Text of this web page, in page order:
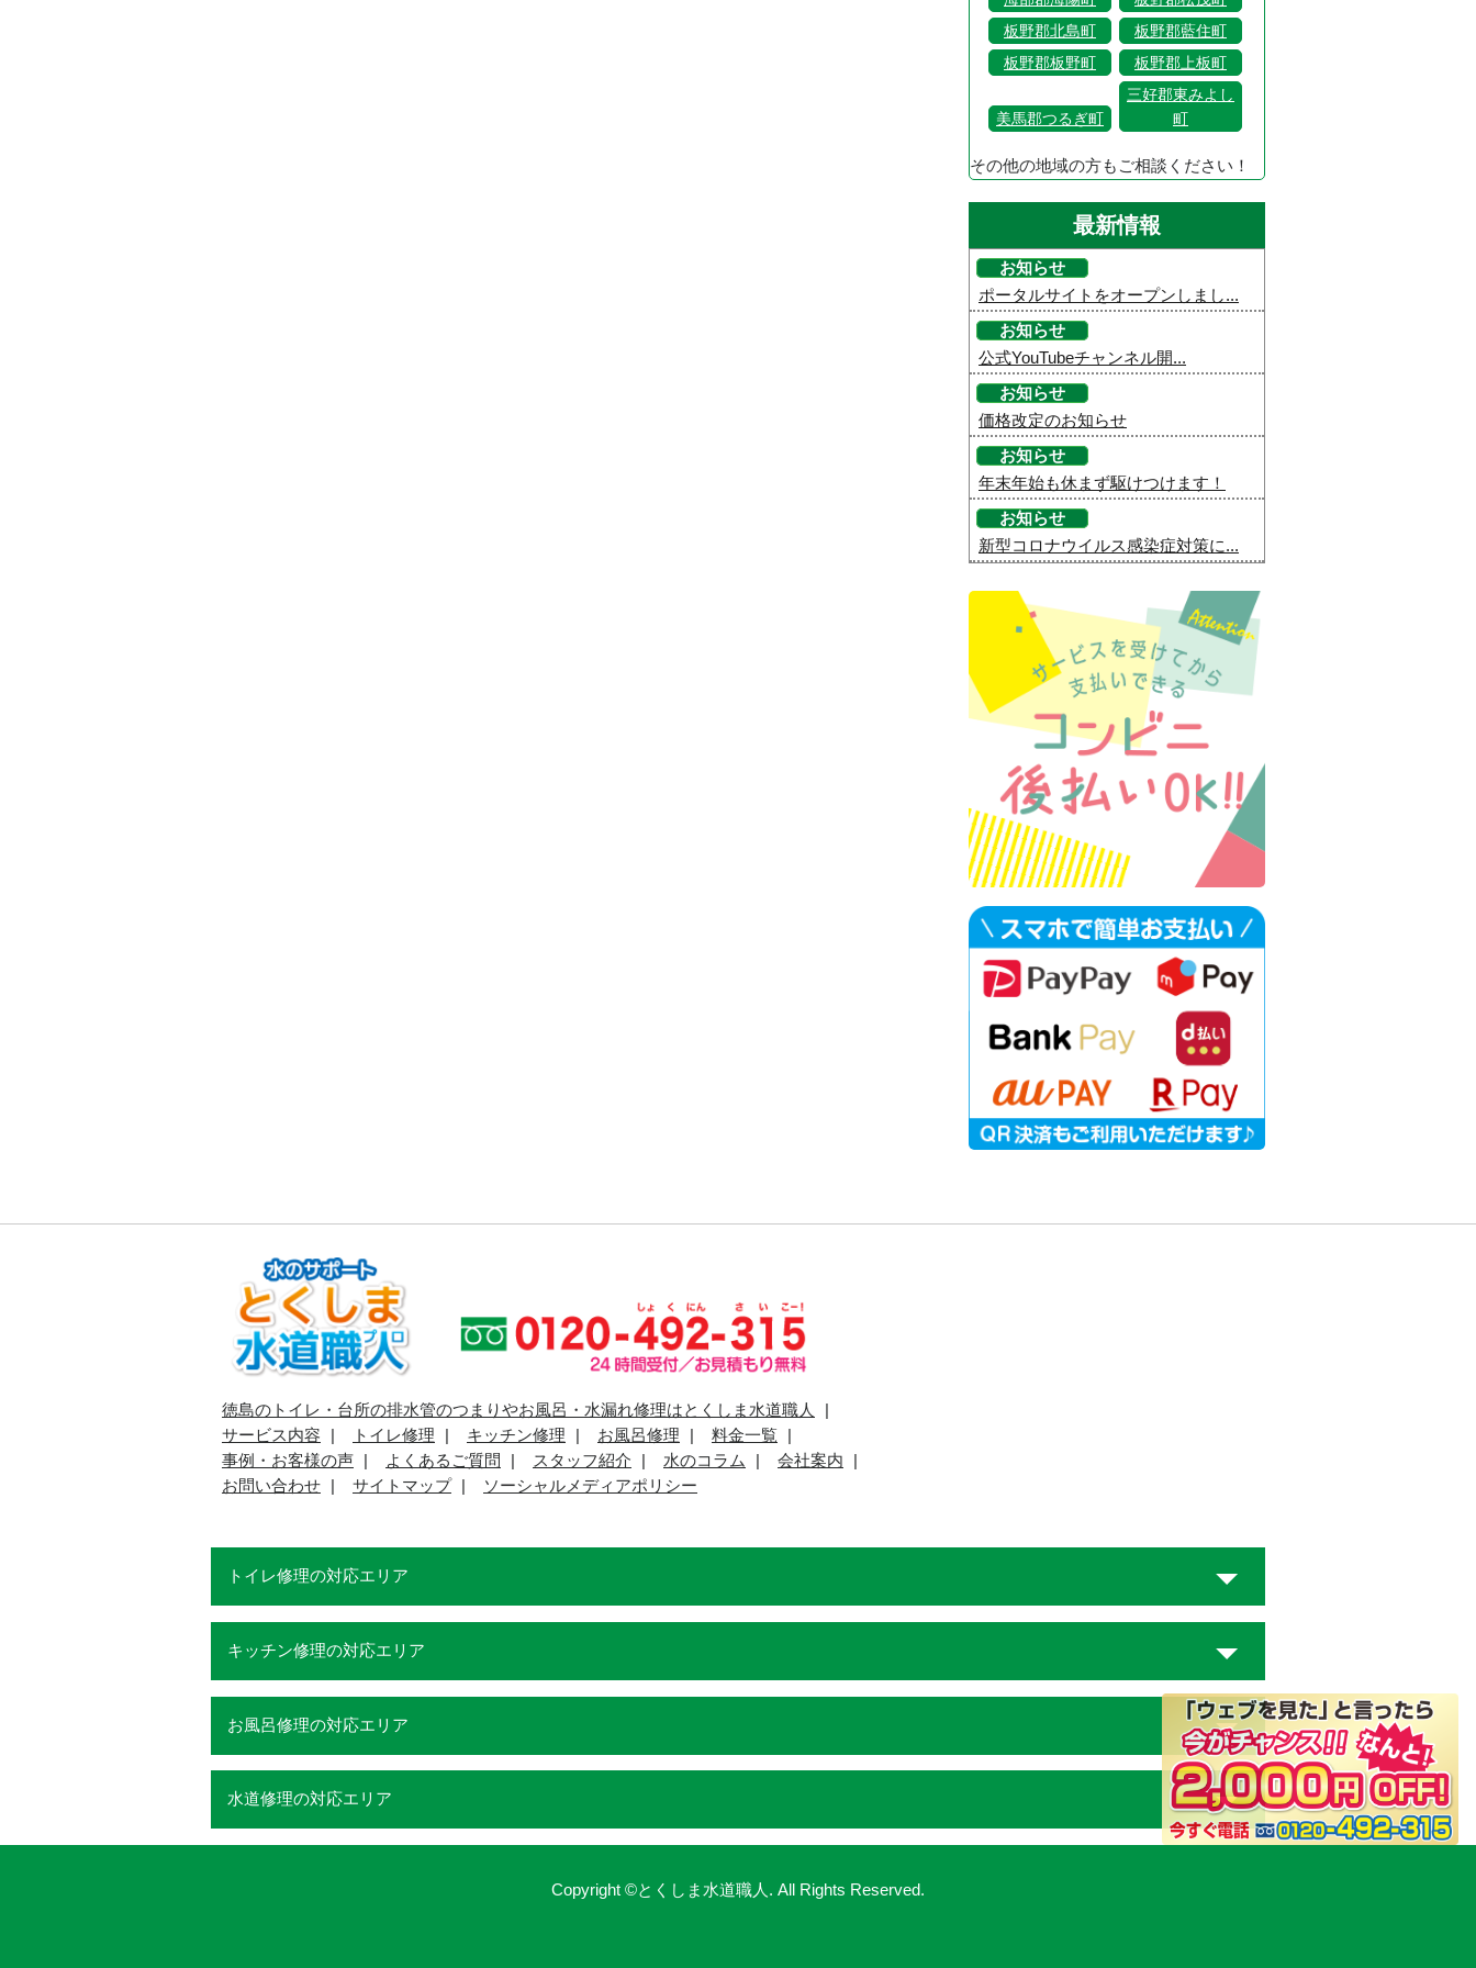
板野郡北島町
板野郡藍住町
板野郡板野町
板野郡上板町
美馬郡つるぎ町
三好郡東みよし
町
その他の地域の方もご相談ください！
最新情報
お知らせ
ポータルサイトをオープンしまし...
お知らせ
公式YouTubeチャンネル開...
お知らせ
価格改定のお知らせ
お知らせ
年末年始も休まず駆けつけます！
お知らせ
新型コロナウイルス感染症対策に...
徳島のトイレ・台所の排水管のつまりやお風呂・水漏れ修理はとくしま水道職人
サービス内容
トイレ修理 キッチン修理 お風呂修理
料金一覧
事例・お客様の声
よくあるご質問 スタッフ紹介 水のコラム
会社案内
お問い合わせ
サイトマップ ソーシャルメディアポリシー
トイレ修理の対応エリア
キッチン修理の対応エリア
お風呂修理の対応エリア
水道修理の対応エリア
Copyright ©とくしま水道職人. All Rights Reserved.